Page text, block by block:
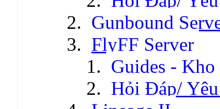
Gunbound
FlyFF Server
Guides -
Hỏi Đáp/